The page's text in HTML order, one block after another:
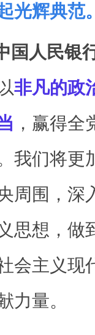
光辉典范
国人民银
非凡的政
，赢得
我们将更
周围，深
思想，做
会主义现
力量。